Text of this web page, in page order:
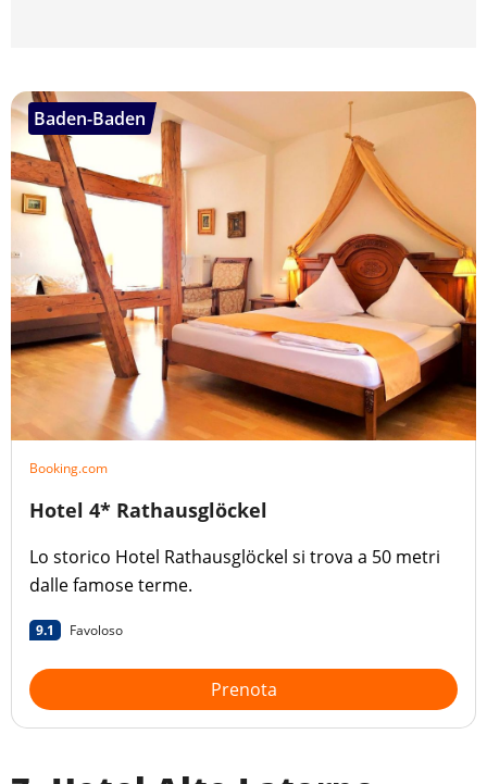
Baden-Baden
Booking.com
Hotel 4* Rathausglöckel
Lo storico Hotel Rathausglöckel si trova a 50 metri
dalle famose terme.
9.1 Favoloso
Prenota